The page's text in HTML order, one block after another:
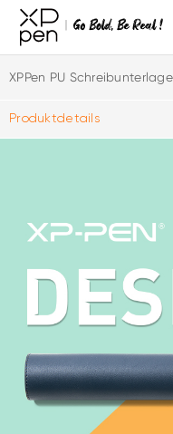
XPPen PU Schreibunterlage
Produktdetails